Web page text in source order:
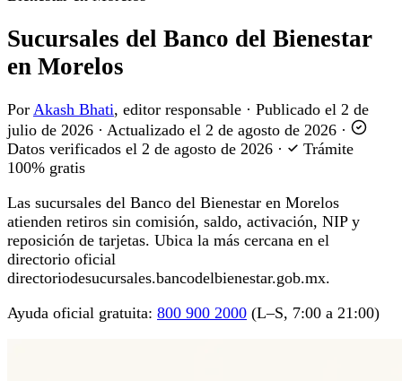
Sucursales del Banco del Bienestar
en Morelos
Por Akash Bhati, editor responsable · Publicado el 2 de
julio de 2026 · Actualizado el 2 de agosto de 2026 ·
Datos verificados el 2 de agosto de 2026 ·
Trámite
100% gratis
Las sucursales del Banco del Bienestar en Morelos
atienden retiros sin comisión, saldo, activación, NIP y
reposición de tarjetas. Ubica la más cercana en el
directorio oficial
directoriodesucursales.bancodelbienestar.gob.mx.
Ayuda oficial gratuita: 800 900 2000 (L–S, 7:00 a 21:00)